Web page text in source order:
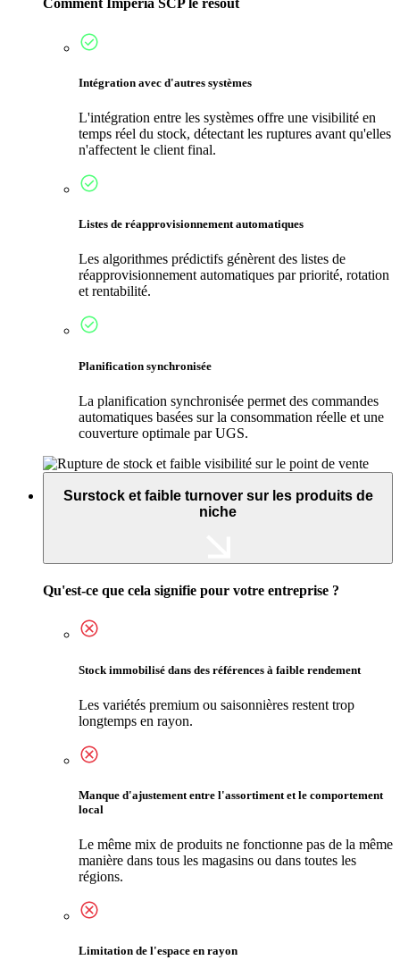
Comment Imperia SCP le résout
Intégration avec d'autres systèmes
L'intégration entre les systèmes offre une visibilité en
temps réel du stock, détectant les ruptures avant qu'elles
n'affectent le client final.
Listes de réapprovisionnement automatiques
Les algorithmes prédictifs génèrent des listes de
réapprovisionnement automatiques par priorité, rotation
et rentabilité.
Planification synchronisée
La planification synchronisée permet des commandes
automatiques basées sur la consommation réelle et une
couverture optimale par UGS.
Surstock et faible turnover sur les produits de
niche
Qu'est-ce que cela signifie pour votre entreprise ?
Stock immobilisé dans des références à faible rendement
Les variétés premium ou saisonnières restent trop
longtemps en rayon.
Manque d'ajustement entre l'assortiment et le comportement
local
Le même mix de produits ne fonctionne pas de la même
manière dans tous les magasins ou dans toutes les
régions.
Limitation de l'espace en rayon